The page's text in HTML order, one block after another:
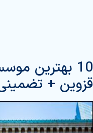
10 بهترین
قزوین +